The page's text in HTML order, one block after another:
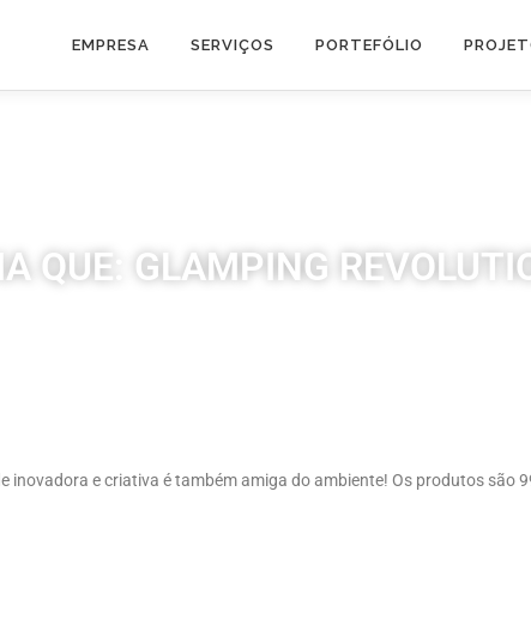
EMPRESA SERVIÇOS PORTEFÓLIO
QUE: GLAMPING
inovadora e criativa é também amiga do ambiente! Os produtos são